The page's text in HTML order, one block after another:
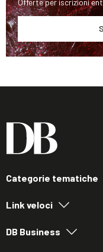
Offerte per iscrizioni
Categorie tematiche
Link veloci
DB Business